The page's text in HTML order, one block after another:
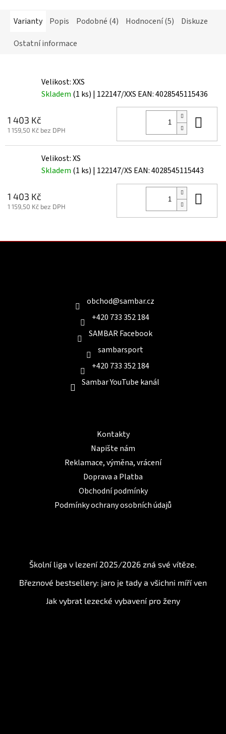
Varianty Popis Podobné (4) Hodnocení (5)
Diskuze
Ostatní informace
Velikost: XXS
Skladem (1 ks) | 122147/XXS EAN:4028545115436
1 403 Kč
1 159,50 Kč bez DPH
Velikost: XS
Skladem (1 ks) | 122147/XS EAN:4028545115443
1 403 Kč
1 159,50 Kč bez DPH
obchod@sambar.cz
+420 733 352 184
SAMBAR Facebook
sambarsport
+420 733 352 184
Sambar YouTube kanál
Kontakty
Napište nám
Reklamace, výměna, vrácení
Doprava a Platba
Obchodní podmínky
Podmínky ochrany osobních údajů
Školní liga v lezení 2025/2026 zná své vítěze.
Březnové bestsellery: jaro je tady a všichni míří ven
Jak vybrat lezecké vybavení pro ženy